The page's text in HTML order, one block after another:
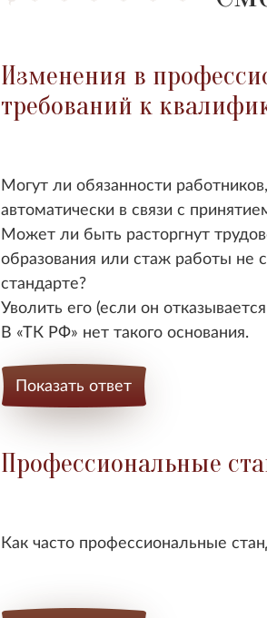
Изменения в
требований к
Могут ли обязанности
автоматически в связи с
Может ли быть расторгнут
образования или стаж работы не
стандарте?
Уволить его (если он
В ТК РФ нет такого основания.
Показать ответ
Профессиональные
Как часто профессиональные